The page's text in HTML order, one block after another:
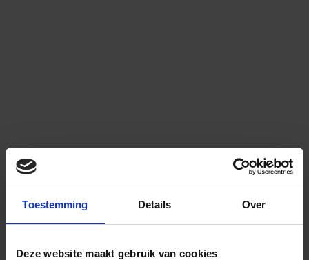
Toestemming Details Over
Deze website maakt gebruik van cookies